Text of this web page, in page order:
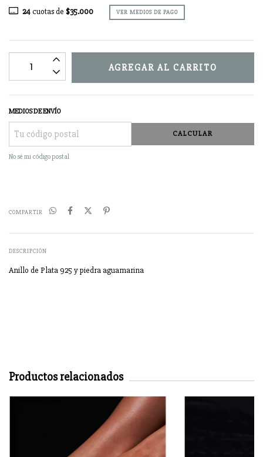
24cuotas de $35.000 VER MEDIOS DE PAGO
MEDIOS DE ENVÍO
CALCULAR
No sé mi código postal
COMPARTIR
DESCRIPCIÓN
Anillo de Plata 925 y piedra aguamarina
Productos relacionados